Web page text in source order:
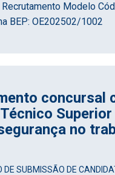
Modelo
BEP: OE202502/1002
concursal
no
DE SUBMISSÃO DE